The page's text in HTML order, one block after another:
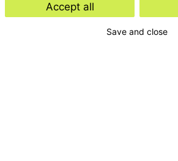
Accept all
Save and close